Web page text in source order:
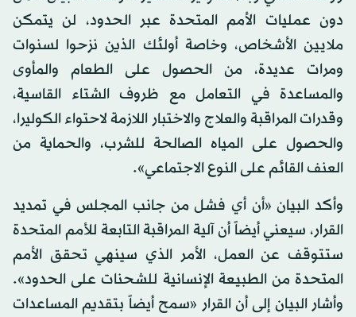
دون عمليات الأمم المتحدة عبر الحدود، لن يتمكن
ملايين الأشخاص، وخاصة أولئك الذين نزحوا لسنوات
ومرات عديدة، من الحصول على الطعام والمأوى
والمساعدة في التعامل مع ظروف الشتاء القاسية،
وقدرات المراقبة والعلاج والاختبار اللازمة لاحتواء الكوليرا،
والحصول على المياه الصالحة للشرب، والحماية من
العنف القائم على النوع الاجتماعي».
وأكد البيان «أن أي فشل من جانب المجلس في تمديد
القرار، سيعني أيضاً أن آلية المراقبة التابعة للأمم المتحدة
ستتوقف عن العمل، الأمر الذي سينهي تحقق الأمم
المتحدة من الطبيعة الإنسانية للشحنات على الحدود».
وأشار البيان إلى أن القرار «سمح أيضاً بتقديم المساعدات